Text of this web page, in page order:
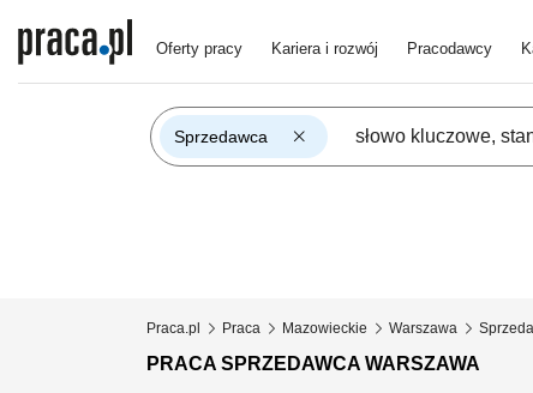
Oferty pracy Kariera i rozwój Pracodawcy
Sprzedawca
Praca.pl Praca Mazowieckie Warszawa
PRACA SPRZEDAWCA WARSZAWA